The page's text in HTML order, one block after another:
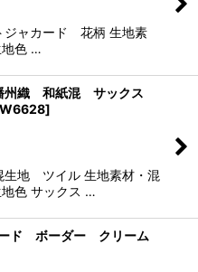
ジャカード 花柄 生地素
地色 …
州織 和紙混 サックス
]
生地 ツイル 生地素材・混
色 サックス …
ド ボーダー クリーム